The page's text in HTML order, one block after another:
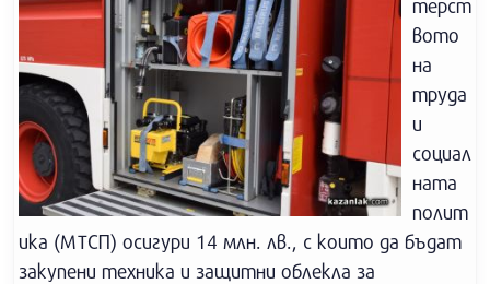
терст
вото
на
труда
и
социал
ната
полит
ика (МТСП) осигури 14 млн. лв., с които да бъдат
закупени техника и защитни облекла за